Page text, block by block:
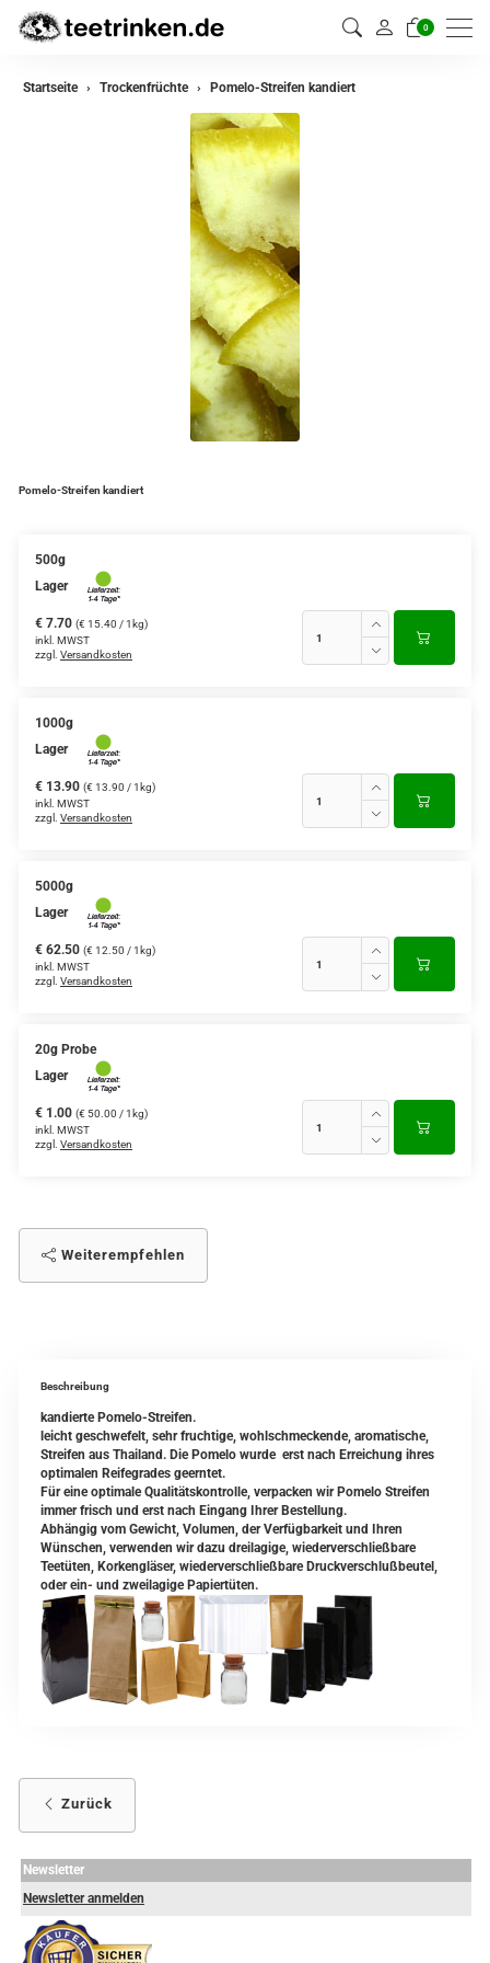
0
Startseite Trockenfrüchte Pomelo-Streifen kandiert
Pomelo-Streifen kandiert
500g
Lager
€ 7.70 (€ 15.40 / 1kg)
inkl. MWST
zzgl. Versandkosten
1000g
Lager
€ 13.90 (€ 13.90 / 1kg)
inkl. MWST
zzgl. Versandkosten
5000g
Lager
€ 62.50 (€ 12.50 / 1kg)
inkl. MWST
zzgl. Versandkosten
20g Probe
Lager
€ 1.00 (€ 50.00 / 1kg)
inkl. MWST
zzgl. Versandkosten
Weiterempfehlen
Beschreibung
kandierte Pomelo-Streifen.
leicht geschwefelt, sehr fruchtige, wohlschmeckende, aromatische,
Streifen aus Thailand. Die Pomelo wurde erst nach Erreichung ihres
optimalen Reifegrades geerntet.
Für eine optimale Qualitätskontrolle, verpacken wir Pomelo Streifen
immer frisch und erst nach Eingang Ihrer Bestellung.
Abhängig vom Gewicht, Volumen, der Verfügbarkeit und Ihren
Wünschen, verwenden wir dazu dreilagige, wiederverschließbare
Teetüten, Korkengläser, wiederverschließbare Druckverschlußbeutel,
oder ein- und zweilagige Papiertüten.
Zurück
Newsletter
Newsletter anmelden